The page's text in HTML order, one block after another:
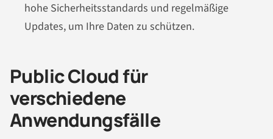
hohe Sicherheitsstandards und regelmäßige
Updates, um Ihre Daten zu schützen.
Public Cloud für
verschiedene
Anwendungsfälle